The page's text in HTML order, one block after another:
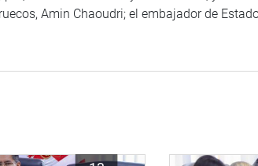
Amin Chaoudri; el embajador de